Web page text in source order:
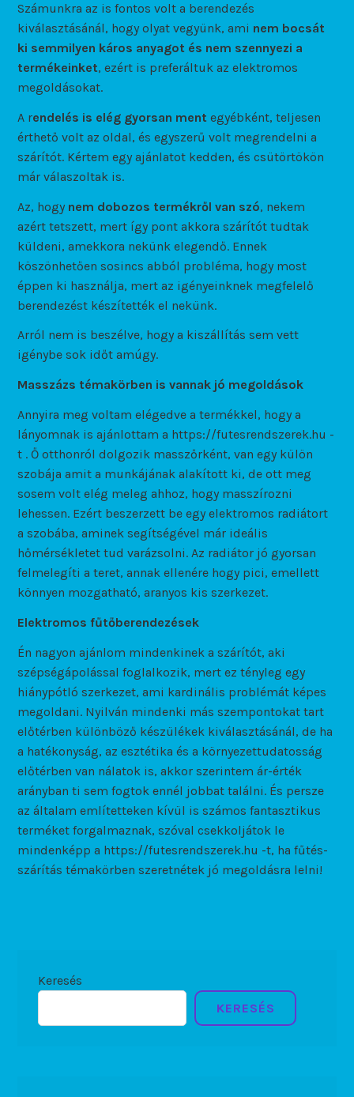
Számunkra az is fontos volt a berendezés
kiválasztásánál, hogy olyat vegyünk, ami nem bocsát
ki semmilyen káros anyagot és nem szennyezi a
termékeinket, ezért is preferáltuk az elektromos
megoldásokat.
A rendelés is elég gyorsan mentegyébként, teljesen
érthető volt az oldal, és egyszerű volt megrendelni a
szárítót. Kértem egy ajánlatot kedden, és csütörtökön
már válaszoltak is.
Az, hogy nem dobozos termékről van szó, nekem
azért tetszett, mert így pont akkora szárítót tudtak
küldeni, amekkora nekünk elegendő. Ennek
köszönhetően sosincs abból probléma, hogy most
éppen ki használja, mert az igényeinknek megfelelő
berendezést készítették el nekünk.
Arról nem is beszélve, hogy a kiszállítás sem vett
igénybe sok időt amúgy.
Masszázs témakörben is vannak jó megoldások
Annyira meg voltam elégedve a termékkel, hogy a
lányomnak is ajánlottam a https://futesrendszerek.hu -
t . Ő otthonról dolgozik masszőrként, van egy külön
szobája amit a munkájának alakított ki, de ott meg
sosem volt elég meleg ahhoz, hogy masszírozni
lehessen. Ezért beszerzett be egy elektromos radiátort
a szobába, aminek segítségével már ideális
hőmérsékletet tud varázsolni. Az radiátor jó gyorsan
felmelegíti a teret, annak ellenére hogy pici, emellett
könnyen mozgatható, aranyos kis szerkezet.
Elektromos fűtőberendezések
Én nagyon ajánlom mindenkinek a szárítót, aki
szépségápolással foglalkozik, mert ez tényleg egy
hiánypótló szerkezet, ami kardinális problémát képes
megoldani. Nyilván mindenki más szempontokat tart
előtérben különböző készülékek kiválasztásánál, de ha
a hatékonyság, az esztétika és a környezettudatosság
előtérben van nálatok is, akkor szerintem ár-érték
arányban ti sem fogtok ennél jobbat találni. És persze
az általam említetteken kívül is számos fantasztikus
terméket forgalmaznak, szóval csekkoljátok le
mindenképp a https://futesrendszerek.hu -t, ha fűtés-
szárítás témakörben szeretnétek jó megoldásra lelni!
Keresés
KERESÉS